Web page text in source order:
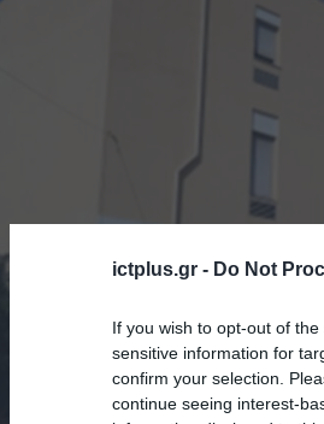
ictplus.gr - Do Not
If you wish to opt-out of
sensitive information for
confirm your selection.
continue seeing interest-